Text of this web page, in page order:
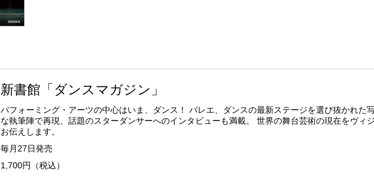
新書館「ダンスマガジン」
パフォーミング・アーツの中心はいま、ダンス！ バレエ、ダンスの最新ステージを選び抜かれた
な執筆陣で再現、話題のスターダンサーへのインタビューも満載。 世界の舞台芸術の現在をヴィ
お伝えします。
毎月27日発売
1,700円（税込）